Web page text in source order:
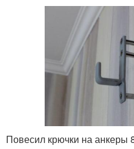
Повесил крючки на